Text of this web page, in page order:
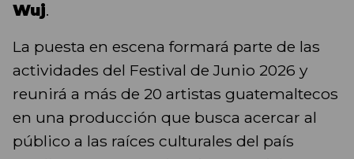
Wuj.
La puesta en escena formará parte de las
actividades del Festival de Junio 2026 y
reunirá a más de 20 artistas guatemaltecos
en una producción que busca acercar al
público a las raíces culturales del país